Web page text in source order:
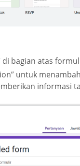
di bagian atas
untuk
informasi